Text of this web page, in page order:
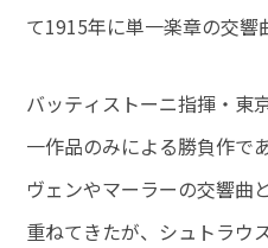
て1915年に単一楽章の交響
バッティストーニ指揮・東
一作品のみによる勝負作で
ヴェンやマーラーの交響曲
重ねてきたが、シュトラウ